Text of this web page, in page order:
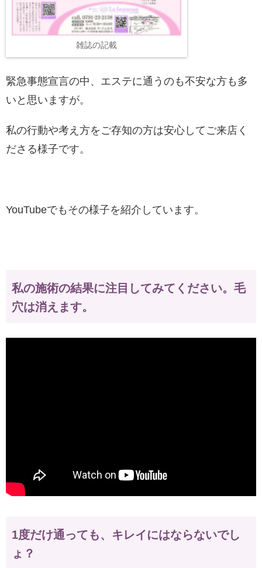
雑誌の記載
緊急事態宣言の中、エステに通うのも不安な方も多
いと思いますが。
私の行動や考え方をご存知の方は安心してご来店く
ださる様子です。
YouTubeでもその様子を紹介しています。
私の施術の結果に注目してみてください。毛
穴は消えます。
1度だけ通っても、キレイにはならないでし
ょ？